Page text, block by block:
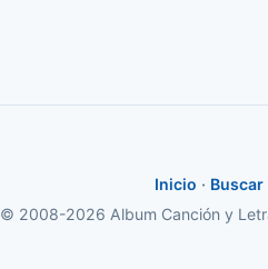
Inicio · Buscar
© 2008-2026 Album Canción y